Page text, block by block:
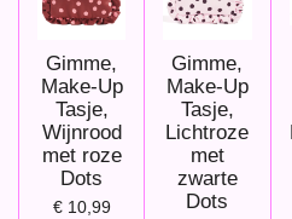
Gimme,
Make-Up
Tasje,
Wijnrood
met roze
Dots
€ 10,99
Gimme,
Make-Up
Tasje,
Lichtroze
met
zwarte
Dots